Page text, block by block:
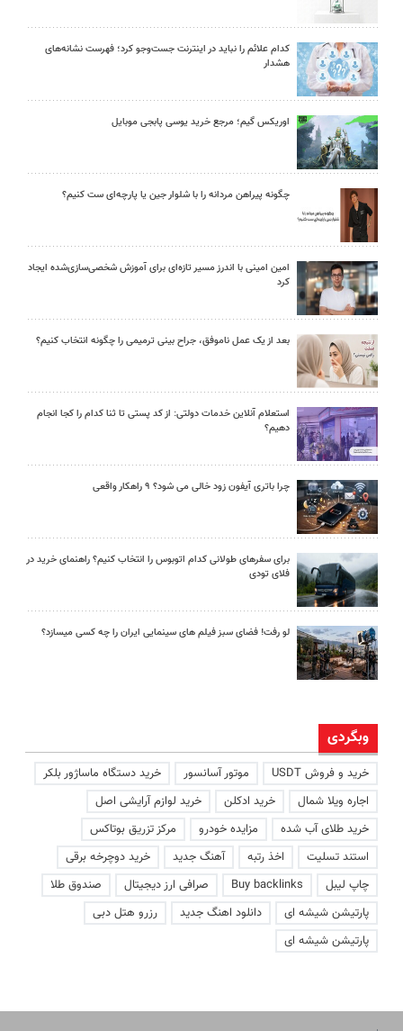
کدام علائم را نباید در اینترنت جست‌وجو کرد؛ فهرست نشانه‌های
هشدار
اوریکس گیم؛ مرجع خرید یوسی پابجی موبایل
چگونه پیراهن مردانه را با شلوار جین یا پارچه‌ای ست کنیم؟
امین امینی با اندرز مسیر تازه‌ای برای آموزش شخصی‌سازی‌شده ایجاد
کرد
بعد از یک عمل ناموفق، جراح بینی ترمیمی را چگونه انتخاب کنیم؟
استعلام آنلاین خدمات دولتی: از کد پستی تا ثنا کدام را کجا انجام
دهیم؟
چرا باتری آیفون زود خالی می شود؟ ۹ راهکار واقعی
برای سفرهای طولانی کدام اتوبوس را انتخاب کنیم؟ راهنمای خرید در
فلای تودی
لو رفت! فضای سبز فیلم های سینمایی ایران را چه کسی میسازد؟
وبگردی
خرید و فروش USDT موتور آسانسور
خرید دستگاه ماساژور بلکر
اجاره ویلا شمال
خرید ادکلن
خرید لوازم آرایشی اصل
خرید طلای آب شده
مزایده خودرو
مرکز تزریق بوتاکس
استند تسلیت
اخذ رتبه آهنگ جدید
خرید دوچرخه برقی
چاپ لیبل
Buy backlinks صرافی ارز دیجیتال
صندوق طلا
پارتیشن شیشه ای
دانلود اهنگ جدید
رزرو هتل دبی
پارتیشن شیشه ای